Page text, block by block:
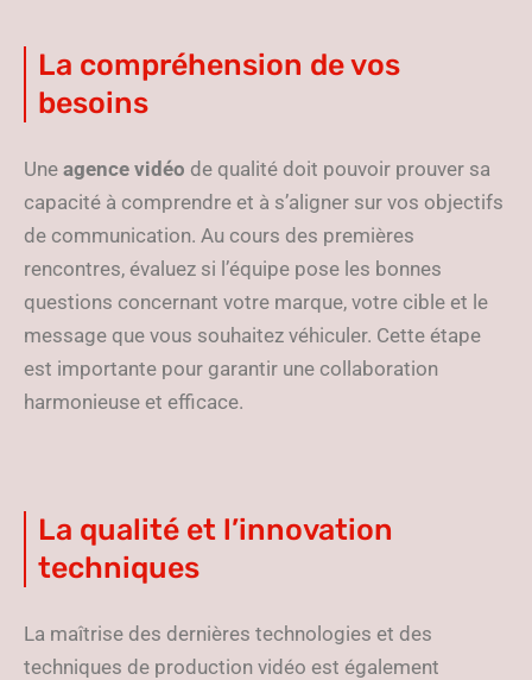
La compréhension de vos
besoins
Une agence vidéo de qualité doit pouvoir prouver sa
capacité à comprendre et à s’aligner sur vos objectifs
de communication. Au cours des premières
rencontres, évaluez si l’équipe pose les bonnes
questions concernant votre marque, votre cible et le
message que vous souhaitez véhiculer. Cette étape
est importante pour garantir une collaboration
harmonieuse et efficace.
La qualité et l’innovation
techniques
La maîtrise des dernières technologies et des
techniques de production vidéo est également